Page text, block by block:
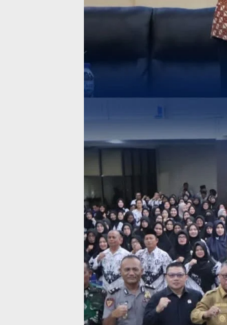
Ini Dia Hubungan Partai Garuda
dengan Gerindra
| Februari 19, 2018